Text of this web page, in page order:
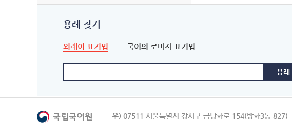
용례 찾기
외래어 표기법 국어의 로마자 표기법
우) 07511 서울특별시 강서구 금낭화로 154(방화3동 827)